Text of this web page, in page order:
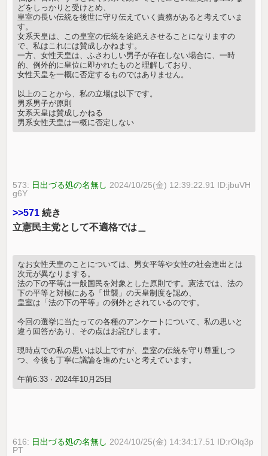
どをしっかりと受けとめ、
皇室の長い伝統を後世に守り伝えていく責務があると考えていま
す。
女系天皇は、この皇室の伝統を途絶えさせることになりますの
で、私はこれには賛成しかねます。
一方、女性天皇は、ふさわしい男子が存在しない場合に、一時
的、例外的に皇位に即かれたものと理解しており、
女性天皇を一概に否定するものではありません。
以上のことから、私の立場は以下です。
男系男子が原則
女系天皇は賛成しかねる
男系女性天皇は一概に否定しない
573: 日出づる処の名無し 2024/10/25(金) 12:39:22.91 ID:jbuVH
g6Y
>>571 続き
立憲民主党として不適格では＿
なお女性天皇のことについては、男女平等や女性の社会進出とは
次元が異なりまする。
法の下の平等は一般国民を対象とした原則です。憲法では、法の
下の平等と対極にある「世襲」の天皇制度を認め、
皇室は「法の下の平等」の例外とされているのです。
今回の選挙に当たっての各種のアンケートについて、私の思いと
違う回答があり、その点はお詫びします。
現時点での私の思いは以上ですが、皇室の伝統を守り尊重しつ
つ、今後も丁寧に議論を進めたいと考えています。
午前6:33 · 2024年10月25日
616: 日出づる処の名無し 2024/10/25(金) 14:34:17.51 ID:rOlq3p
PT